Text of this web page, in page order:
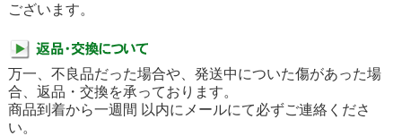
ございます。
万一、不良品だった場合や、発送中についた傷があった場
合、返品・交換を承っております。
商品到着から一週間 以内にメールにて必ずご連絡くださ
い。